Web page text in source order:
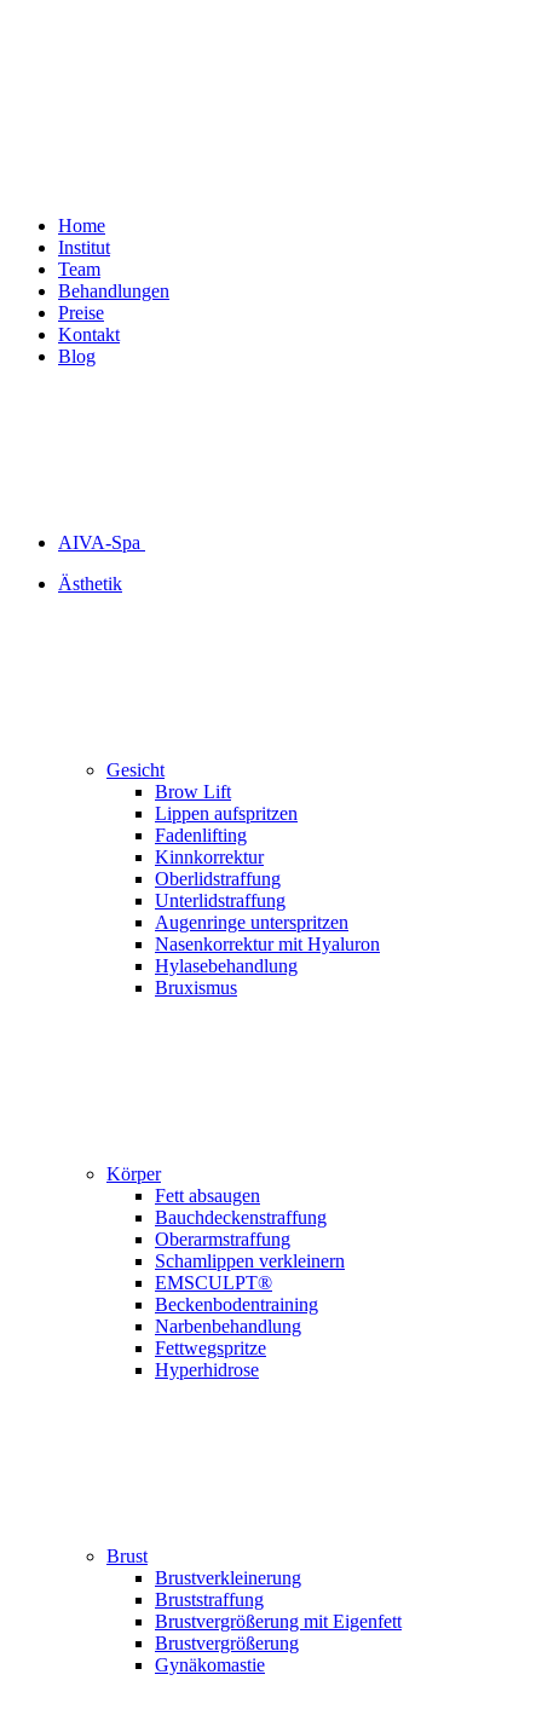
Home
Institut
Team
Behandlungen
Preise
Kontakt
Blog
AIVA-Spa
Ästhetik
Gesicht
Brow Lift
Lippen aufspritzen
Fadenlifting
Kinn­korrektur
Oberlidstraffung
Unterlidstraffung
Augenringe unterspritzen
Nasenkorrektur mit Hyaluron
Hylasebehandlung
Bruxismus
Körper
Fett absaugen
Bauchdeckenstraffung
Oberarm­straffung
Schamlippen verkleinern
EMSCULPT®
Beckenbodentraining
Narbenbehandlung
Fettwegspritze
Hyperhidrose
Brust
Brustverkleinerung
Bruststraffung
Brustvergrößerung mit Eigenfett
Brustvergrößerung
Gynäkomastie